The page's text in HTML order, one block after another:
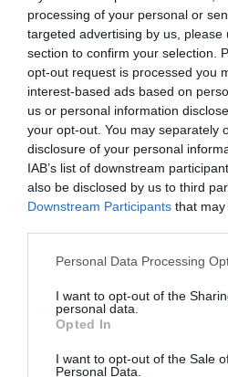
processing of your personal or
targeted advertising by us, please
section to confirm your selection.
opt-out request is processed you
interest-based ads based on
us or personal information
your opt-out. You may separately
disclosure of your personal
IAB’s list of downstream
also be disclosed by us to third
Downstream Participants that
Personal Data Processing
I want to opt-out of the
personal data.
Opted In
I want to opt-out of the Sale
Personal Data.